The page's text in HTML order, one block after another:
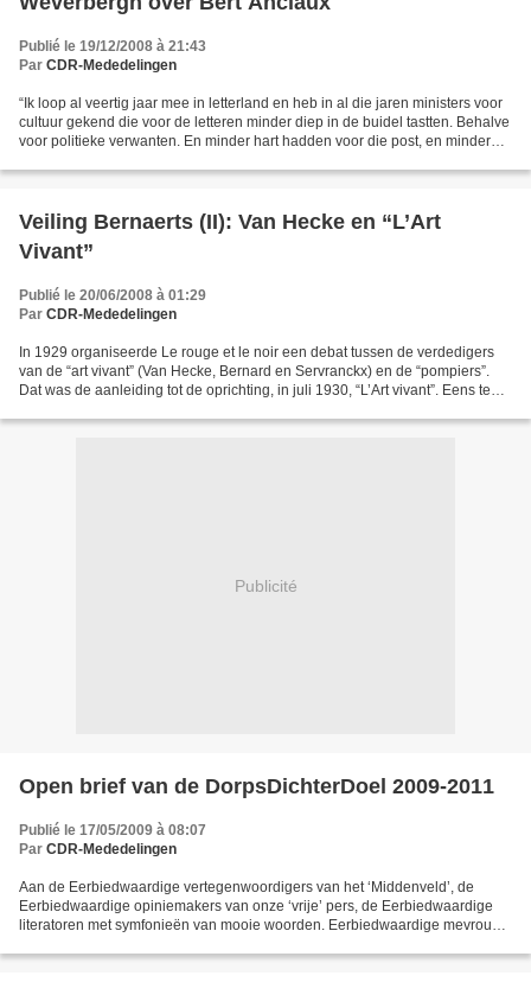
Publié le 19/12/2008 à 21:43
Par CDR-Mededelingen
“Ik loop al veertig jaar mee in letterland en heb in al die jaren ministers voor
cultuur gekend die voor de letteren minder diep in de buidel tastten. Behalve
voor politieke verwanten. En minder hart hadden voor die post, en minder
Veiling Bernaerts (II): Van Hecke en “L’Art
Vivant”
Publié le 20/06/2008 à 01:29
Par CDR-Mededelingen
In 1929 organiseerde Le rouge et le noir een debat tussen de verdedigers
van de “art vivant” (Van Hecke, Bernard en Servranckx) en de “pompiers”.
Dat was de aanleiding tot de oprichting, in juli 1930, “L’Art vivant”. Eens te
Publicité
Open brief van de DorpsDichterDoel 2009-2011
Publié le 17/05/2009 à 08:07
Par CDR-Mededelingen
Aan de Eerbiedwaardige vertegenwoordigers van het ‘Middenveld’, de
Eerbiedwaardige opiniemakers van onze ‘vrije’ pers, de Eerbiedwaardige
literatoren met symfonieën van mooie woorden. Eerbiedwaardige mevrouw,